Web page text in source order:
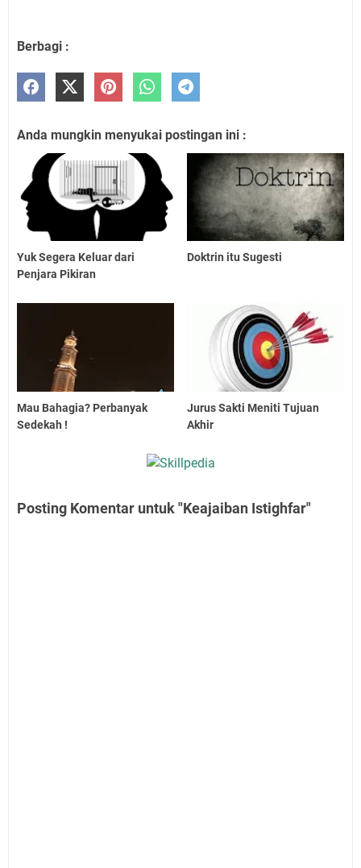
Berbagi :
Anda mungkin menyukai postingan ini :
Yuk Segera Keluar dari
Penjara Pikiran
Doktrin itu Sugesti
Mau Bahagia? Perbanyak
Sedekah !
Jurus Sakti Meniti Tujuan
Akhir
Posting Komentar untuk "Keajaiban Istighfar"